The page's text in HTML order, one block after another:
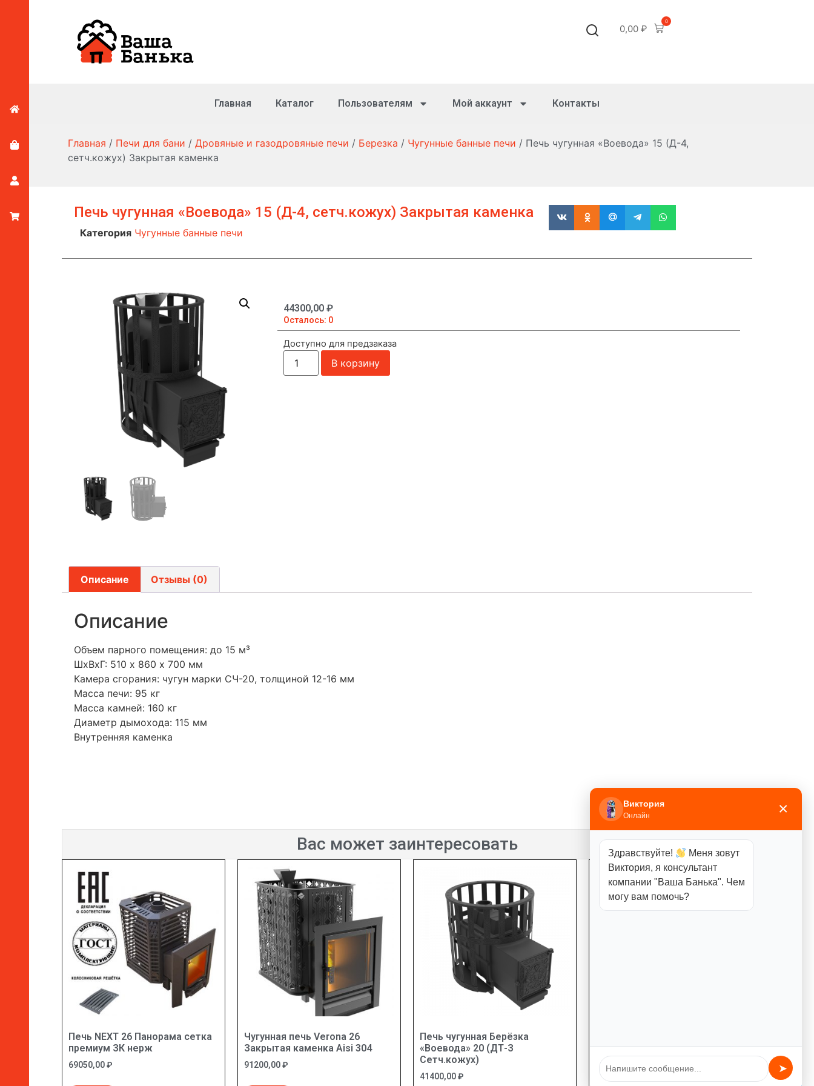
0,00 ₽
0
Главная Каталог Пользователям Мой аккаунт Контакты
Главная / Печи для бани / Дровяные и газодровяные печи / Березка / Чугунные банные печи / Печь чугунная «Воевода» 15 (Д-4,
сетч.кожух) Закрытая каменка
Печь чугунная «Воевода» 15 (Д-4, сетч.кожух) Закрытая каменка
Категория Чугунные банные печи
44300,00 ₽
Осталось: 0
Доступно для предзаказа
В корзину
Описание Отзывы (0)
Описание
Объем парного помещения: до 15 м³
ШхВхГ: 510 х 860 х 700 мм
Камера сгорания: чугун марки СЧ-20, толщиной 12-16 мм
Масса печи: 95 кг
Масса камней: 160 кг
Диаметр дымохода: 115 мм
Внутренняя каменка
Вас может заинтересовать
Печь NEXT 26 Панорама сетка
премиум ЗК нерж
69050,00₽
Чугунная печь Verona 26
Закрытая каменка Aisi 304
91200,00₽
Печь чугунная Берёзка
«Воевода» 20 (ДТ-З
Сетч.кожух)
41400,00₽
«Воевода» 15 сетчатый кожух
41000,00
Виктория
Онлайн ×
Здравствуйте!
Меня зовут
Виктория, я консультант
компании "Ваша Банька". Чем
могу вам помочь?
➤